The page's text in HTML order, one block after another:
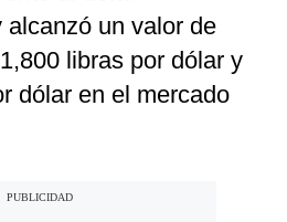
alcanzó un valor de
libras por dólar y
dólar en el mercado